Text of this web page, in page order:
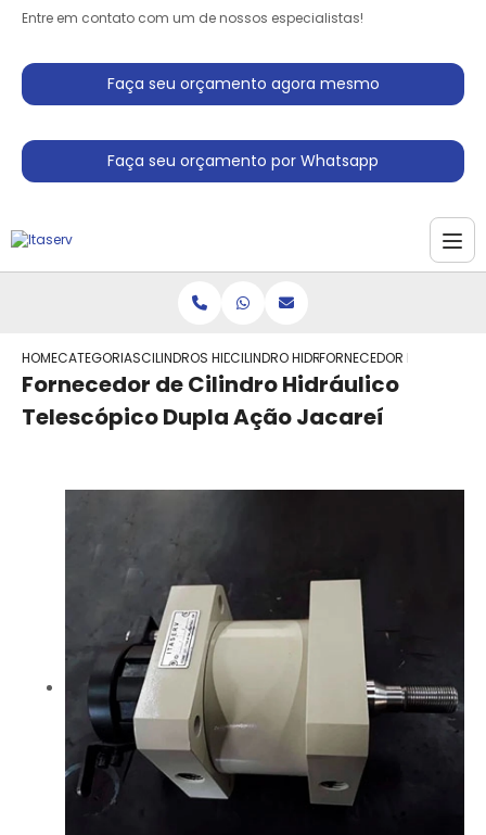
Entre em contato com um de nossos especialistas!
Faça seu orçamento agora mesmo
Faça seu orçamento por Whatsapp
HOMECATEGORIASCILINDROS HIDRAULICOCILINDRO HIDRAULICO PARA PRENSA
FORNECEDOR DE
Fornecedor de Cilindro Hidráulico
Telescópico Dupla Ação Jacareí